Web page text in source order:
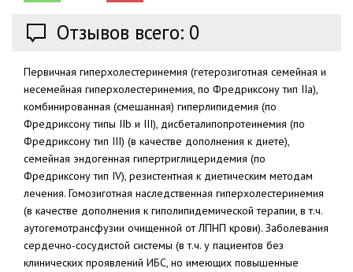
Отзывов всего: 0
Первичная гиперхолестеринемия (гетерозиготная семейная и
несемейная гиперхолестеринемия, по Фредриксону тип IIa),
комбинированная (смешанная) гиперлипидемия (по
Фредриксону типы IIb и III), дисбеталипопротеинемия (по
Фредриксону тип III) (в качестве дополнения к диете),
семейная эндогенная гипертриглицеридемия (по
Фредриксону тип IV), резистентная к диетическим методам
лечения. Гомозиготная наследственная гиперхолестеринемия
(в качестве дополнения к гиполипидемической терапии, в т.ч.
аутогемотрансфузии очищенной от ЛПНП крови). Заболевания
сердечно-сосудистой системы (в т.ч. у пациентов без
клинических проявлений ИБС, но имеющих повышенные